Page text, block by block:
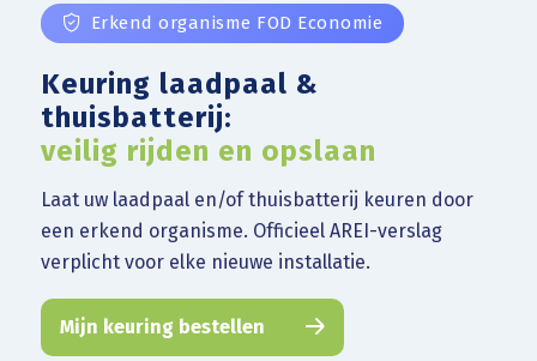
Erkend organisme FOD Economie
Keuring laadpaal &
thuisbatterij:
veilig rijden en opslaan
Laat uw laadpaal en/of thuisbatterij keuren door
een erkend organisme. Officieel AREI-verslag
verplicht voor elke nieuwe installatie.
Mijn keuring bestellen